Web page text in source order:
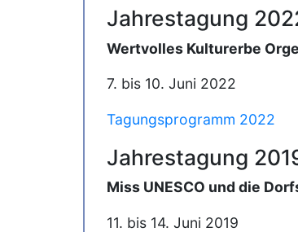
Jahrestagung
Wertvolles Kulturerbe
7. bis 10. Juni 2022
Tagungsprogramm 2022
Jahrestagung
Miss UNESCO und die
11. bis 14. Juni 2019